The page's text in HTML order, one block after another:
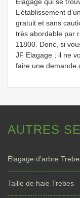
L’établissement
gratuit et sans
très abordable par
11800. Donc, si
JF Elagage ; il ne
faire une demande
AUTRES
Élagage d'arbre
Taille de haie Trebes